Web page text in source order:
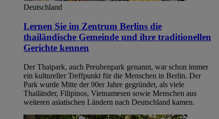
Deutschland
Lernen Sie im Zentrum Berlins die
thailändische Gemeinde und ihre traditionellen
Gerichte kennen
Der Thaipark, auch Preubenpark genannt, war schon immer
ein kultureller Treffpunkt für die Menschen in Berlin. Der
Park wurde Mitte der 90er Jahre gegründet, als viele
Thailänder, Filipinos, Vietnamesen sowie Menschen aus
weiteren asiatischen Ländern nach Deutschland kamen.